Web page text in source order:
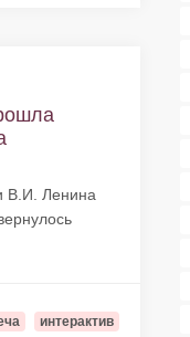
В.И. Ленина
интерактив